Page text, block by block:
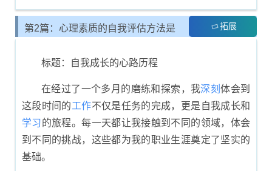
第2篇：心理素质的自我评估方法是 拓展
标题：自我成长的心路历程
在经过了一个多月的磨练和探索，我深刻体会到
这段时间的工作不仅是任务的完成，更是自我成长和
学习的旅程。每一天都让我接触到不同的领域，体会
到不同的挑战，这些都为我的职业生涯奠定了坚实的
基础。